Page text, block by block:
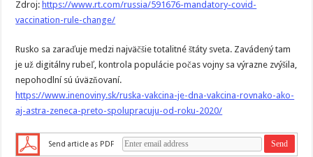
Zdroj:https://www.rt.com/russia/591676-mandatory-covid-
vaccination-rule-change/
Rusko sa zaraďuje medzi najväčšie totalitné štáty sveta. Zavádený tam
je už digitálny rubeľ, kontrola populácie počas vojny sa výrazne zvýšila,
nepohodlní sú úväzňovaní.
https://www.inenoviny.sk/ruska-vakcina-je-dna-vakcina-rovnako-ako-
aj-astra-zeneca-preto-spolupracuju-od-roku-2020/
Send article as PDF